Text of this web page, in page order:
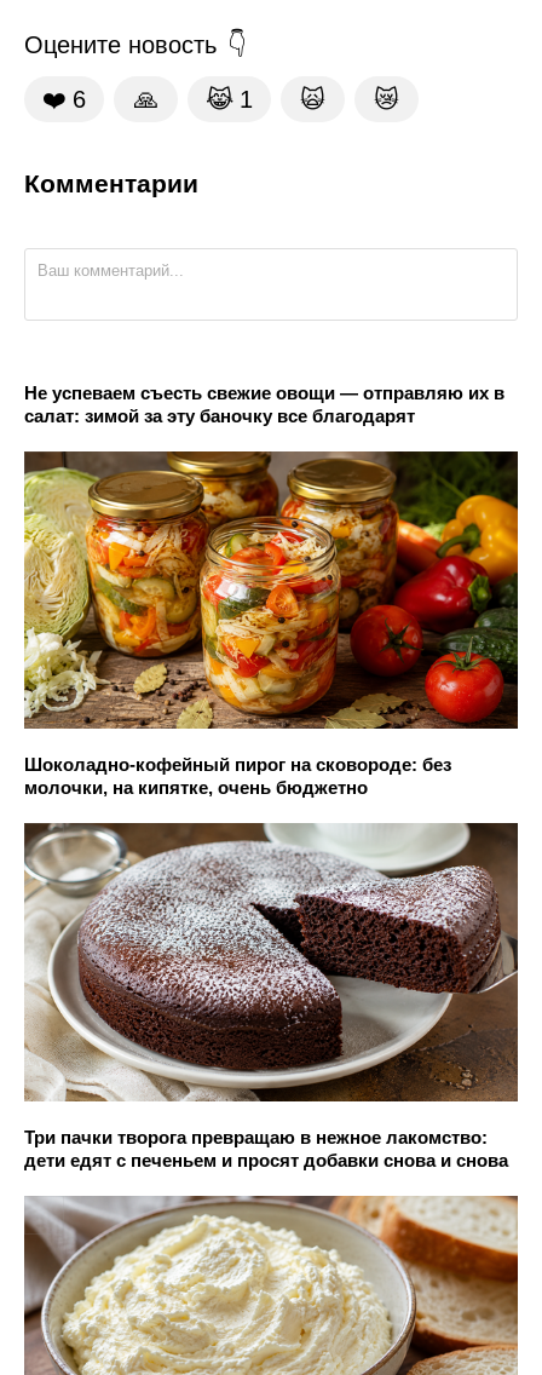
Оцените новость
❤️ 6 🙏 😹 1 🙀 😿
Комментарии
Не успеваем съесть свежие овощи — отправляю их в
салат: зимой за эту баночку все благодарят
Шоколадно-кофейный пирог на сковороде: без
молочки, на кипятке, очень бюджетно
Три пачки творога превращаю в нежное лакомство:
дети едят с печеньем и просят добавки снова и снова